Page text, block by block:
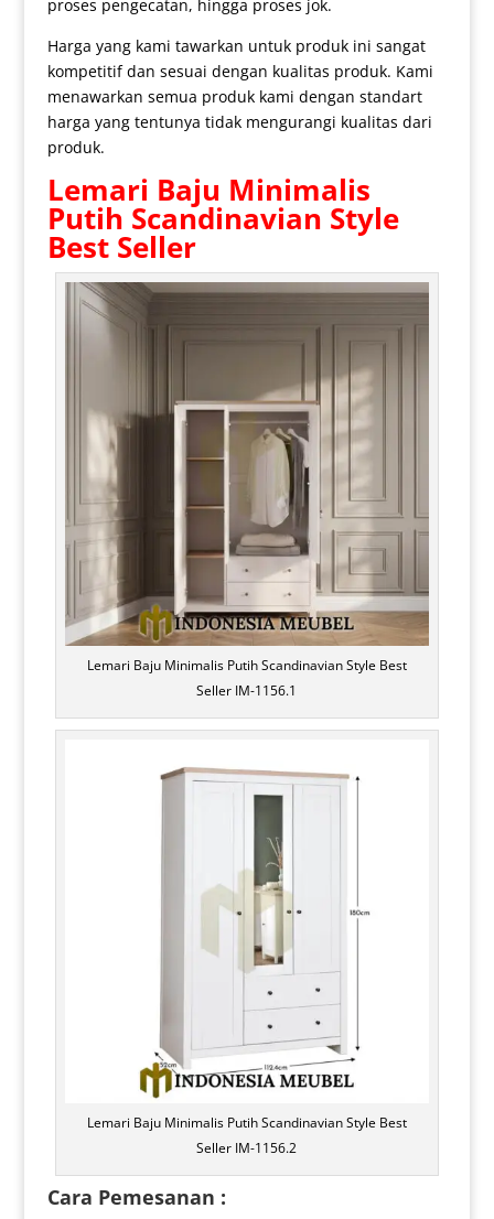
proses pengecatan, hingga proses jok.
Harga yang kami tawarkan untuk produk ini sangat
kompetitif dan sesuai dengan kualitas produk. Kami
menawarkan semua produk kami dengan standart
harga yang tentunya tidak mengurangi kualitas dari
produk.
Lemari Baju Minimalis
Putih Scandinavian Style
Best Seller
Lemari Baju Minimalis Putih Scandinavian Style Best
Seller IM-1156.1
Lemari Baju Minimalis Putih Scandinavian Style Best
Seller IM-1156.2
Cara Pemesanan :